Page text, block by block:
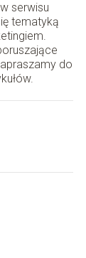
serwisu
tematyką
do